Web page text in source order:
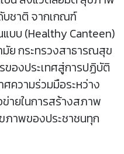
บชาติ จากเกณฑ์
บบ (Healthy Canteen)
ย กระทรวงสาธารณสุข
องประเทศสู่การปฏิบัติ
ความร่วมมือระหว่าง
ายในการสร้างสภาพ
ภาพของประชาชนทุก